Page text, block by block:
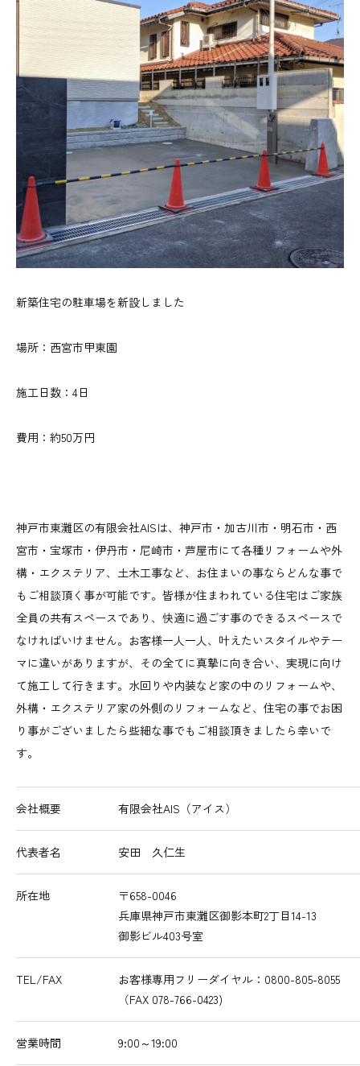
新築住宅の駐車場を新設しました
場所：西宮市甲東園
施工日数：4日
費用：約50万円
神戸市東灘区の有限会社AISは、神戸市・加古川市・明石市・西
宮市・宝塚市・伊丹市・尼崎市・芦屋市にて各種リフォームや外
構・エクステリア、土木工事など、お住まいの事ならどんな事で
もご相談頂く事が可能です。皆様が住まわれている住宅はご家族
全員の共有スペースであり、快適に過ごす事のできるスペースで
なければいけません。お客様一人一人、叶えたいスタイルやテー
マに違いがありますが、その全てに真摯に向き合い、実現に向け
て施工して行きます。水回りや内装など家の中のリフォームや、
外構・エクステリア家の外側のリフォームなど、住宅の事でお困
り事がございましたら些細な事でもご相談頂きましたら幸いで
す。
会社概要 有限会社AIS（アイス）
代表者名 安田 久仁生
所在地
〒658-0046
兵庫県神戸市東灘区御影本町2丁目14-13
御影ビル403号室
TEL/FAX
お客様専用フリーダイヤル：0800-805-8055
（FAX 078-766-0423)
営業時間 9:00～19:00